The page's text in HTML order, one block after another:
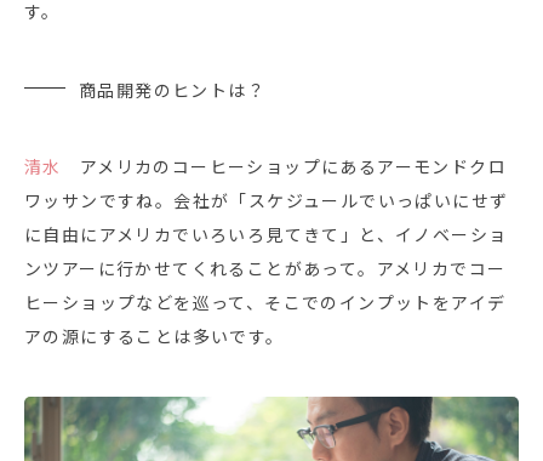
す。
商品開発のヒントは？
清水
アメリカのコーヒーショップにあるアーモンドクロ
ワッサンですね。会社が「スケジュールでいっぱいにせず
に自由にアメリカでいろいろ見てきて」と、イノベーショ
ンツアーに行かせてくれることがあって。アメリカでコー
ヒーショップなどを巡って、そこでのインプットをアイデ
アの源にすることは多いです。